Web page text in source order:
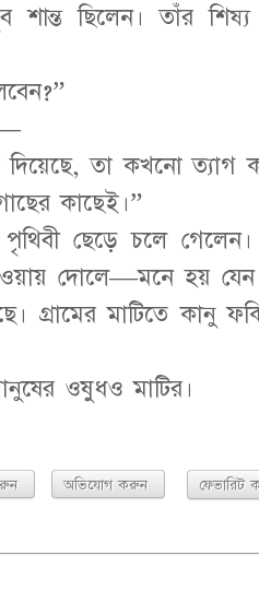
শান্ত ছিলেন। তাঁর
তা কখনো ত্যাগ
কাছেই।”
পৃথিবী ছেড়ে চলে
দোলে—মনে হয়
গ্রামের মাটিতে কানু
অভিযোগ করুন